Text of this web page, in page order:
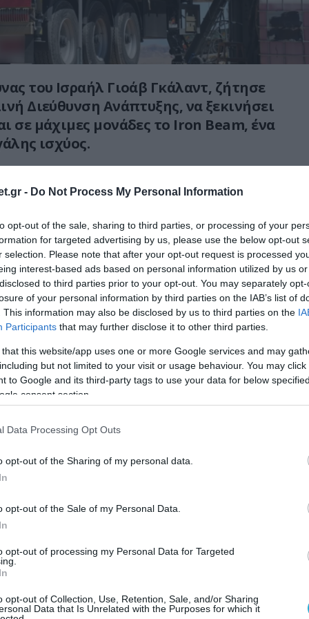
- Do Not Process My Personal Information
opt-out of the sale, sharing to third parties, or processing of your
for targeted advertising by us, please use the below opt-out
selection. Please note that after your opt-out request is processed
interest-based ads based on personal information utilized by us
to third parties prior to your opt-out. You may separately
of your personal information by third parties on the IAB’s list of
This information may also be disclosed by us to third parties on the
Participants that may further disclose it to other third parties.
that this website/app uses one or more Google services and may
but not limited to your visit or usage behaviour. You may
to Google and its third-party tags to use your data for below
consent section.
Data Processing Opt Outs
opt-out of the Sharing of my personal data.
opt-out of the Sale of my Personal Data.
opt-out of processing my Personal Data for Targeted
opt-out of Collection, Use, Retention, Sale, and/or Sharing
Data that Is Unrelated with the Purposes for which it
του Ισραήλ Γιοάβ Γκάλαντ, ζήτησε
Διεύθυνση Ανάπτυξης, να ξεκινήσει
σε μάχιμες μονάδες το Iron Beam, ένα
ισχύος.
ενημέρωσε τον υπουργό Άμυνας ότι η
κάθε προσδοκία.
όμως, ότι δεν έχει διεξαχθεί
πυροδότησης του όπλου ως τώρα.
εκτιμήσεις όμωςτέτοιου είδους
τα επόμενα δύο χρόνια για να
της ισραηλινής αεράμυνας να
ρουκέτες και βλήματα όλμων και
ως συμπληρωματικό σύστημα του Iron
πως θα χρησιμοποιηθεί
τις συστοιχίες εδάφους του Iron Dome,
της αντιαεροπορικής ομπρέλας να
Ναυτικού.
η ανάπτυξη του αντιβαλλιστικού
4 και ήδη προκαλεί σημαντικό ενδιαφέρον